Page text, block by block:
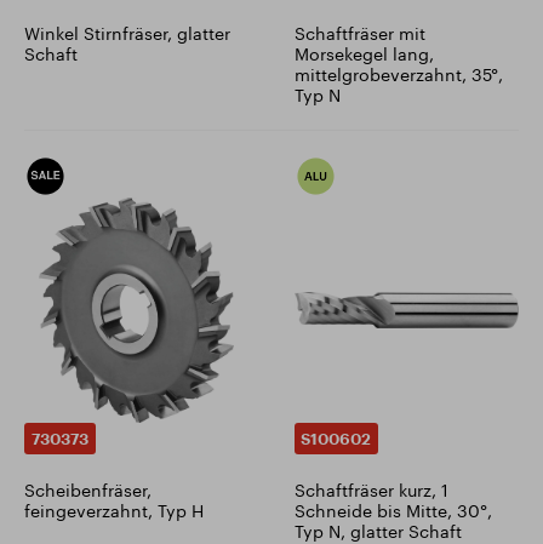
Winkel Stirnfräser, glatter
Schaft
Schaftfräser mit
Morsekegel lang,
mittelgrobeverzahnt, 35°,
Typ N
730373
Scheibenfräser,
feingeverzahnt, Typ H
S100602
Schaftfräser kurz, 1
Schneide bis Mitte, 30°,
Typ N, glatter Schaft